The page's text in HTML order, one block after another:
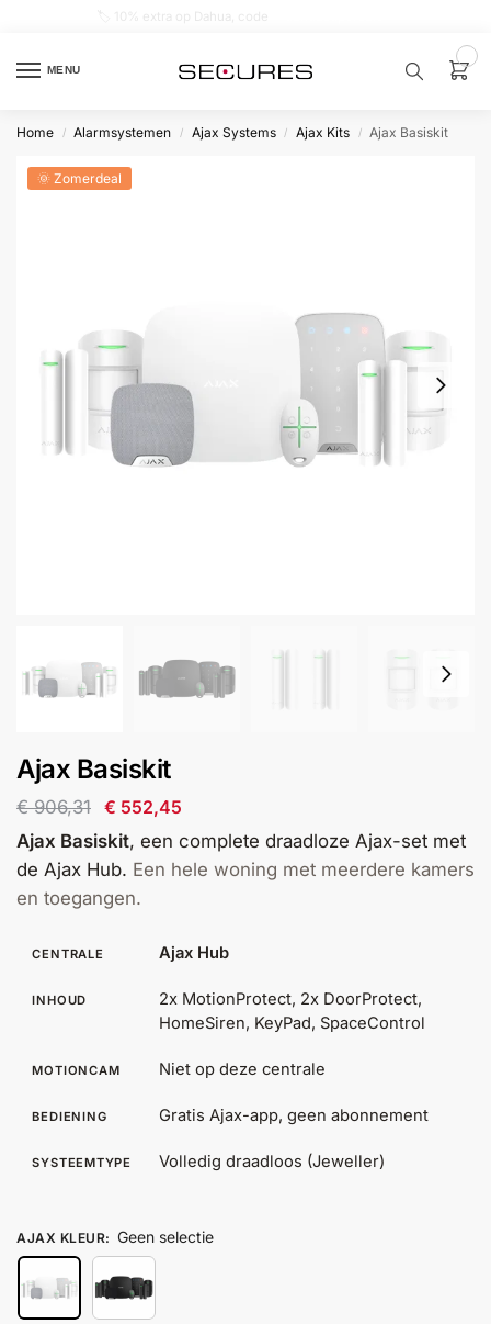
MENU
product…
Alarm
samenstellen
Alarm
Intercom
Inbraakbeveiliging
Merken
Help &
Home / Alarmsystemen / Ajax Systems / Ajax Kits / Ajax Basiskit
🌞 Zomerdeal
Ajax Basiskit
€906,31 € 552,45
Ajax Basiskit, een complete draadloze Ajax-set met
de Ajax Hub. Een hele woning met meerdere kamers
en toegangen.
CENTRALE Ajax Hub
INHOUD
2x MotionProtect, 2x DoorProtect,
HomeSiren, KeyPad, SpaceControl
MOTIONCAM Niet op deze centrale
BEDIENING Gratis Ajax-app, geen abonnement
SYSTEEMTYPE Volledig draadloos (Jeweller)
AJAX KLEUR: Geen selectie